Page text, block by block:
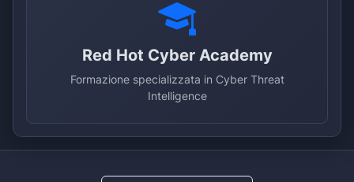
Red Hot Cyber Academy
Formazione specializzata in Cyber Threat
Intelligence